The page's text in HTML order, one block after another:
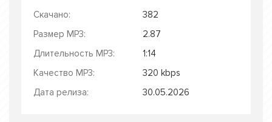
Скачано:
382
Размер MP3:
2.87
Длительность MP3:
1:14
Качество MP3:
320 kbps
Дата релиза:
30.05.2026